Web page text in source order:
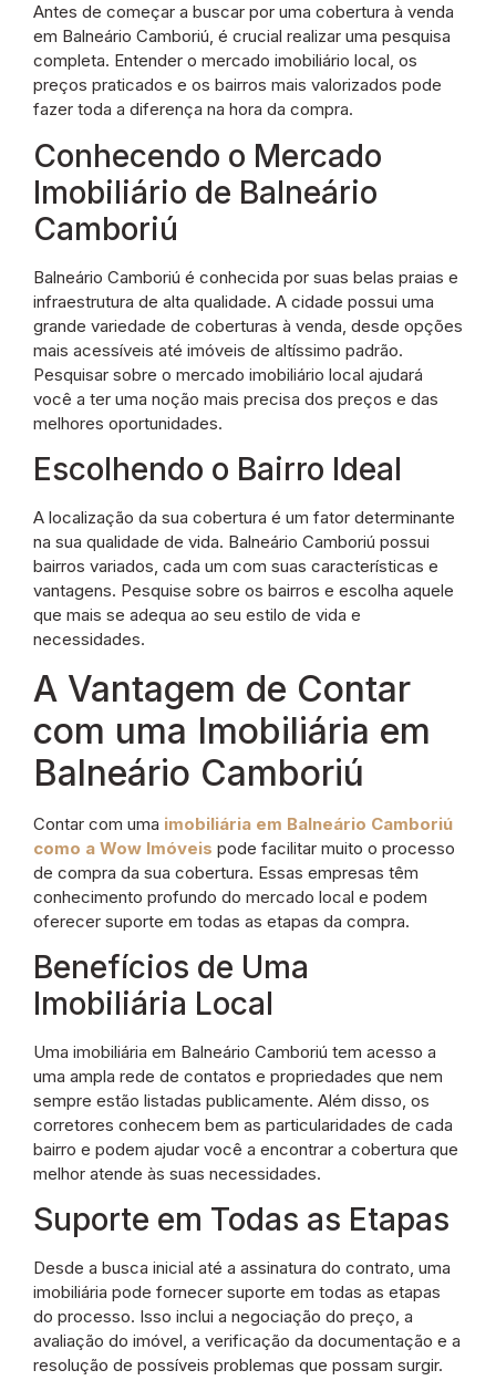
Antes de começar a buscar por uma cobertura à venda
em Balneário Camboriú, é crucial realizar uma pesquisa
completa. Entender o mercado imobiliário local, os
preços praticados e os bairros mais valorizados pode
fazer toda a diferença na hora da compra.
Conhecendo o Mercado
Imobiliário de Balneário
Camboriú
Balneário Camboriú é conhecida por suas belas praias e
infraestrutura de alta qualidade. A cidade possui uma
grande variedade de coberturas à venda, desde opções
mais acessíveis até imóveis de altíssimo padrão.
Pesquisar sobre o mercado imobiliário local ajudará
você a ter uma noção mais precisa dos preços e das
melhores oportunidades.
Escolhendo o Bairro Ideal
A localização da sua cobertura é um fator determinante
na sua qualidade de vida. Balneário Camboriú possui
bairros variados, cada um com suas características e
vantagens. Pesquise sobre os bairros e escolha aquele
que mais se adequa ao seu estilo de vida e
necessidades.
A Vantagem de Contar
com uma Imobiliária em
Balneário Camboriú
Contar com uma imobiliária em Balneário Camboriú
como a Wow Imóveis pode facilitar muito o processo
de compra da sua cobertura. Essas empresas têm
conhecimento profundo do mercado local e podem
oferecer suporte em todas as etapas da compra.
Benefícios de Uma
Imobiliária Local
Uma imobiliária em Balneário Camboriú tem acesso a
uma ampla rede de contatos e propriedades que nem
sempre estão listadas publicamente. Além disso, os
corretores conhecem bem as particularidades de cada
bairro e podem ajudar você a encontrar a cobertura que
melhor atende às suas necessidades.
Suporte em Todas as Etapas
Desde a busca inicial até a assinatura do contrato, uma
imobiliária pode fornecer suporte em todas as etapas
do processo. Isso inclui a negociação do preço, a
avaliação do imóvel, a verificação da documentação e a
resolução de possíveis problemas que possam surgir.